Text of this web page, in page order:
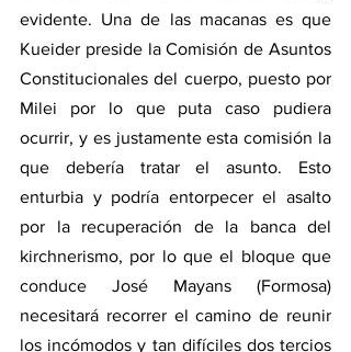
evidente. Una de las macanas es que
Kueider preside la Comisión de Asuntos
Constitucionales del cuerpo, puesto por
Milei por lo que puta caso pudiera
ocurrir, y es justamente esta comisión la
que debería tratar el asunto. Esto
enturbia y podría entorpecer el asalto
por la recuperación de la banca del
kirchnerismo, por lo que el bloque que
conduce José Mayans (Formosa)
necesitará recorrer el camino de reunir
los incómodos y tan difíciles dos tercios